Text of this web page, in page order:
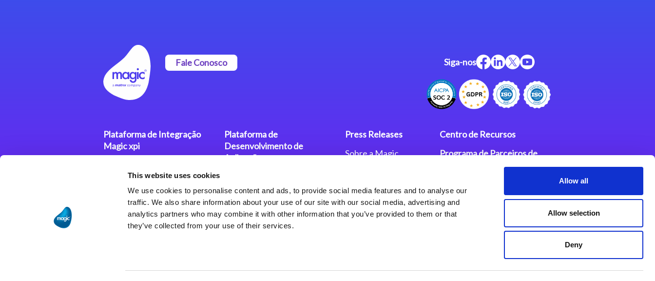
This website uses cookies
We use cookies to personalise content and ads, to provide social media features and to analyse our
traffic. We also share information about your use of our site with our social media, advertising and
analytics partners who may combine it with other information that you’ve provided to them or that
they’ve collected from your use of their services.
Allow all
Allow selection
Deny
Fale Conosco Siga-nos
Plataforma de Integração
Magic xpi
Plataforma de
Desenvolvimento de
Aplicações
xpa
Framework de Aplicações
Web do Magic xpa
Press Releases
Sobre a Magic
Política de Privacidade
Política de Privacidade
Centro de Recursos
Programa de Parceiros de
Integração Magic